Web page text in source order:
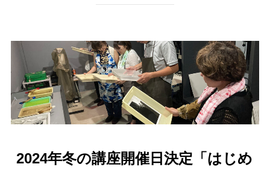
2024年冬の講座開催日決定「はじめ